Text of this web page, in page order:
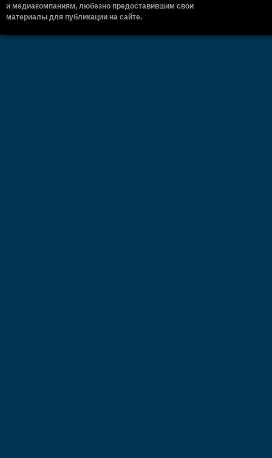
и медиакомпаниям, любезно предоставившим свои
материалы для публикации на сайте.